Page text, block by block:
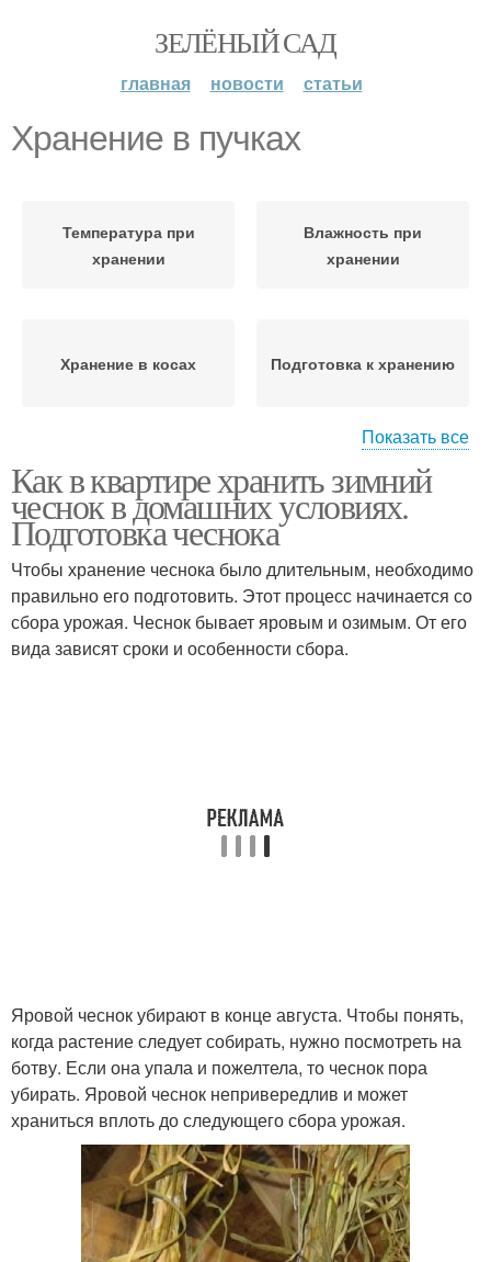
ЗЕЛЁНЫЙ САД
главная новости статьи
Хранение в пучках
Температура при
хранении
Влажность при
хранении
Хранение в косах Подготовка к хранению
Луки для хранения Луки при хранении
Лука перед хранением
Картофель для зимнего
хранения
Показать все
Как в квартире хранить зимний
чеснок в домашних условиях.
Подготовка чеснока
Чтобы хранение чеснока было длительным, необходимо
правильно его подготовить. Этот процесс начинается со
сбора урожая. Чеснок бывает яровым и озимым. От его
вида зависят сроки и особенности сбора.
Яровой чеснок убирают в конце августа. Чтобы понять,
когда растение следует собирать, нужно посмотреть на
ботву. Если она упала и пожелтела, то чеснок пора
убирать. Яровой чеснок непривередлив и может
храниться вплоть до следующего сбора урожая.